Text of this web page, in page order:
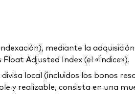
mediante la
Adjusted Index (el «Índice»).
local (incluidos los bonos
y realizable, consista en una